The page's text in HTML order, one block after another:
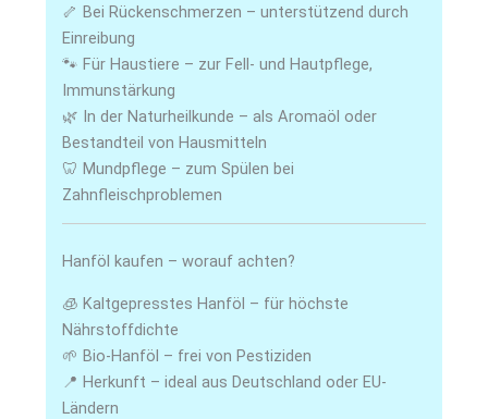
🦴 Bei Rückenschmerzen – unterstützend durch
Einreibung
🐾 Für Haustiere – zur Fell- und Hautpflege,
Immunstärkung
🌿 In der Naturheilkunde – als Aromaöl oder
Bestandteil von Hausmitteln
🦷 Mundpflege – zum Spülen bei
Zahnfleischproblemen
Hanföl kaufen – worauf achten?
🧊 Kaltgepresstes Hanföl – für höchste
Nährstoffdichte
🌱 Bio-Hanföl – frei von Pestiziden
📍 Herkunft – ideal aus Deutschland oder EU-
Ländern